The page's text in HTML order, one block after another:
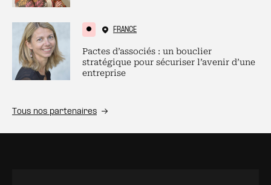
FRANCE
Pactes d’associés : un bouclier
stratégique pour sécuriser l’avenir d’une
entreprise
Tous nos partenaires